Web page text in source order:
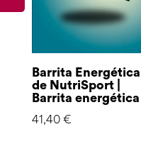
Barrita Energética
de NutriSport |
Barrita energética
41,40€